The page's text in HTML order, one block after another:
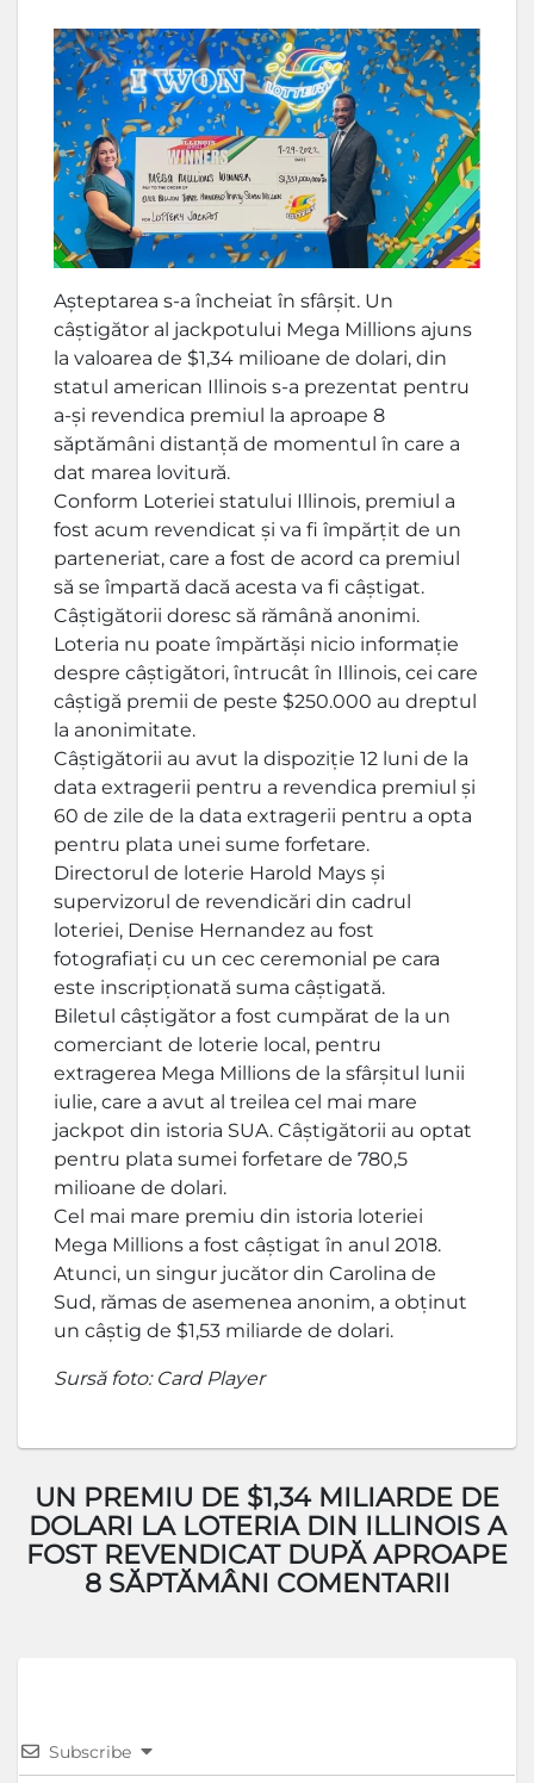
Așteptarea s-a încheiat în sfârșit. Un
câștigător al jackpotului Mega Millions ajuns
la valoarea de $1,34 milioane de dolari, din
statul american Illinois s-a prezentat pentru
a-și revendica premiul la aproape 8
săptămâni distanță de momentul în care a
dat marea lovitură.
Conform Loteriei statului Illinois, premiul a
fost acum revendicat și va fi împărțit de un
parteneriat, care a fost de acord ca premiul
să se împartă dacă acesta va fi câștigat.
Câștigătorii doresc să rămână anonimi.
Loteria nu poate împărtăși nicio informație
despre câștigători, întrucât în Illinois, cei care
câștigă premii de peste $250.000 au dreptul
la anonimitate.
Câștigătorii au avut la dispoziție 12 luni de la
data extragerii pentru a revendica premiul și
60 de zile de la data extragerii pentru a opta
pentru plata unei sume forfetare.
Directorul de loterie Harold Mays și
supervizorul de revendicări din cadrul
loteriei, Denise Hernandez au fost
fotografiați cu un cec ceremonial pe cara
este inscripționată suma câștigată.
Biletul câștigător a fost cumpărat de la un
comerciant de loterie local, pentru
extragerea Mega Millions de la sfârșitul lunii
iulie, care a avut al treilea cel mai mare
jackpot din istoria SUA. Câștigătorii au optat
pentru plata sumei forfetare de 780,5
milioane de dolari.
Cel mai mare premiu din istoria loteriei
Mega Millions a fost câștigat în anul 2018.
Atunci, un singur jucător din Carolina de
Sud, rămas de asemenea anonim, a obținut
un câștig de $1,53 miliarde de dolari.
Sursă foto: Card Player
UN PREMIU DE $1,34 MILIARDE DE
DOLARI LA LOTERIA DIN ILLINOIS A
FOST REVENDICAT DUPĂ APROAPE
8 SĂPTĂMÂNI COMENTARII
Subscribe